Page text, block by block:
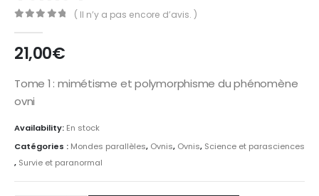
( Il n’y a pas encore d’avis. )
21,00€
Tome 1 : mimétisme et polymorphisme du phénomène
ovni
Availability: En stock
Catégories : Mondes parallèles, Ovnis, Ovnis, Science et parasciences
, Survie et paranormal